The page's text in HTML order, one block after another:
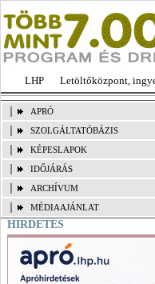
LHP Letöltőközpont,
APRÓ
SZOLGÁLTATÓBÁZIS
KÉPESLAPOK
IDŐJÁRÁS
ARCHÍVUM
MÉDIAAJÁNLAT
HIRDETÉS